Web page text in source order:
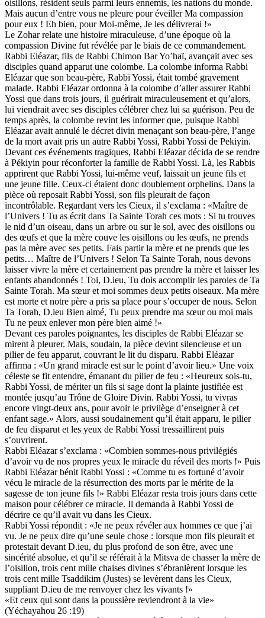
oisillons, résident seuls parmi leurs ennemis, les nations du monde.
Mais aucun d’entre vous ne pleure pour éveiller Ma compassion
pour eux ! Eh bien, pour Moi-même, Je les délivrerai !»
Le Zohar relate une histoire miraculeuse, d’une époque où la
compassion Divine fut révélée par le biais de ce commandement.
Rabbi Eléazar, fils de Rabbi Chimon Bar Yo’haï, avançait avec ses
disciples quand apparut une colombe. La colombe informa Rabbi
Eléazar que son beau-père, Rabbi Yossi, était tombé gravement
malade. Rabbi Eléazar ordonna à la colombe d’aller assurer Rabbi
Yossi que dans trois jours, il guérirait miraculeusement et qu’alors,
lui viendrait avec ses disciples célébrer chez lui sa guérison. Peu de
temps après, la colombe revint les informer que, puisque Rabbi
Eléazar avait annulé le décret divin menaçant son beau-père, l’ange
de la mort avait pris un autre Rabbi Yossi, Rabbi Yossi de Pekiyin.
Devant ces événements tragiques, Rabbi Eléazar décida de se rendre
à Pékiyin pour réconforter la famille de Rabbi Yossi. Là, les Rabbis
apprirent que Rabbi Yossi, lui-même veuf, laissait un jeune fils et
une jeune fille. Ceux-ci étaient donc doublement orphelins. Dans la
pièce où reposait Rabbi Yossi, son fils pleurait de façon
incontrôlable. Regardant vers les Cieux, il s’exclama : «Maître de
l’Univers ! Tu as écrit dans Ta Sainte Torah ces mots : Si tu trouves
le nid d’un oiseau, dans un arbre ou sur le sol, avec des oisillons ou
des œufs et que la mère couve les oisillons ou les œufs, ne prends
pas la mère avec ses petits. Fais partir la mère et ne prends que les
petits… Maître de l’Univers ! Selon Ta Sainte Torah, nous devons
laisser vivre la mère et certainement pas prendre la mère et laisser les
enfants abandonnés ! Toi, D.ieu, Tu dois accomplir les paroles de Ta
Sainte Torah. Ma sœur et moi sommes deux petits oiseaux. Ma mère
est morte et notre père a pris sa place pour s’occuper de nous. Selon
Ta Torah, D.ieu Bien aimé, Tu peux prendre ma sœur ou moi mais
Tu ne peux enlever mon père bien aimé !»
Devant ces paroles poignantes, les disciples de Rabbi Eléazar se
mirent à pleurer. Mais, soudain, la pièce devint silencieuse et un
pilier de feu apparut, couvrant le lit du disparu. Rabbi Eléazar
affirma : «Un grand miracle est sur le point d’avoir lieu.» Une voix
céleste se fit entendre, émanant du pilier de feu : «Heureux sois-tu,
Rabbi Yossi, de mériter un fils si sage dont la plainte justifiée est
montée jusqu’au Trône de Gloire Divin. Rabbi Yossi, tu vivras
encore vingt-deux ans, pour avoir le privilège d’enseigner à cet
enfant sage.» Alors, aussi soudainement qu’il était apparu, le pilier
de feu disparut et les yeux de Rabbi Yossi tressaillirent puis
s’ouvrirent.
Rabbi Eléazar s’exclama : «Combien sommes-nous privilégiés
d’avoir vu de nos propres yeux le miracle du réveil des morts !» Puis
Rabbi Eléazar bénit Rabbi Yossi : «Comme tu es fortuné d’avoir
vécu le miracle de la résurrection des morts par le mérite de la
sagesse de ton jeune fils !» Rabbi Eléazar resta trois jours dans cette
maison pour célébrer ce miracle. Il demanda à Rabbi Yossi de
décrire ce qu’il avait vu dans les Cieux.
Rabbi Yossi répondit : «Je ne peux révéler aux hommes ce que j’ai
vu. Je ne peux dire qu’une seule chose : lorsque mon fils pleurait et
protestait devant D.ieu, du plus profond de son être, avec une
sincérité absolue, et qu’il se référait à la Mitsva de chasser la mère de
l’oisillon, trois cent mille chaises divines s’ébranlèrent lorsque les
trois cent mille Tsaddikim (Justes) se levèrent dans les Cieux,
suppliant D.ieu de me renvoyer chez les vivants !»
«Et ceux qui sont dans la poussière reviendront à la vie»
(Yéchayahou 26 :19)